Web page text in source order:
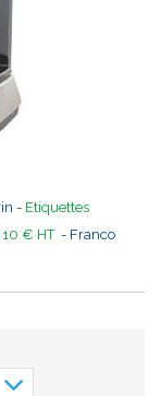
- Etiquettes
€ HT- Franco